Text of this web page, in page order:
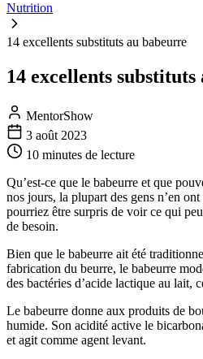
Nutrition
14 excellents substituts au babeurre
14 excellents
MentorShow
3 août 2023
10 minutes de lecture
Qu’est-ce que le babeurre et que
nos jours, la plupart des gens n’en
pourriez être surpris de voir ce qui
de besoin.
Bien que le babeurre ait été
fabrication du beurre, le babeurre
des bactéries d’acide lactique au lait,
Le babeurre donne aux produits de
humide. Son acidité active le
et agit comme agent levant.